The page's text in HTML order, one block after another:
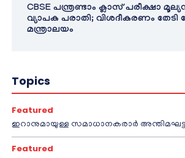
CBSE പന്ത്രണ്ടാം ക്ലാസ് പരീക്ഷാ
വ്യാപക പരാതി; വിശദീകരണം തേടി
മന്ത്രാലയം
Topics
Featured
ഇറാനുമായുള്ള സമാധാനകരാർ
Featured